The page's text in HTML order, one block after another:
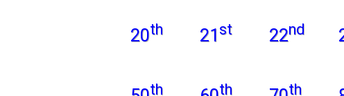
20th 21st 22nd
th th th